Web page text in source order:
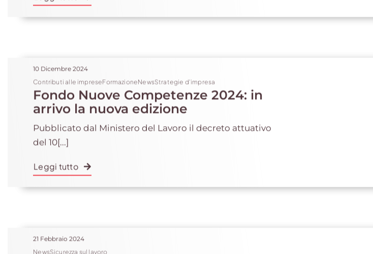
10 Dicembre 2024
Contributi alle impreseFormazioneNewsStrategie d'impresa
Fondo Nuove Competenze 2024: in
arrivo la nuova edizione
Pubblicato dal Ministero del Lavoro il decreto attuativo
del 10[...]
Leggi tutto
21 Febbraio 2024
NewsSicurezza sul lavoro